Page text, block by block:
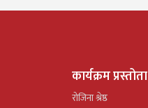
कार्यक्रम प्रस्तोता
रोजिना श्रेष्ठ